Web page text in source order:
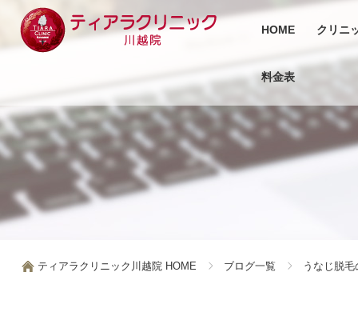
HOME クリニ
料金表
ティアラクリニック川越院 HOME ブログ一覧 うなじ脱